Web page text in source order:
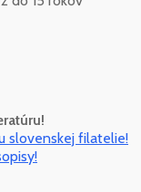
slovenskej filatelie!